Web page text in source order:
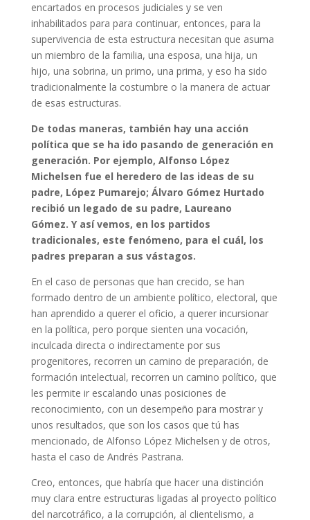
encartados en procesos judiciales y se ven
inhabilitados para para continuar, entonces, para la
supervivencia de esta estructura necesitan que asuma
un miembro de la familia, una esposa, una hija, un
hijo, una sobrina, un primo, una prima, y ​​eso ha sido
tradicionalmente la costumbre o la manera de actuar
de esas estructuras.
De todas maneras, también hay una acción
política que se ha ido pasando de generación en
generación. Por ejemplo, Alfonso López
Michelsen fue el heredero de las ideas de su
padre, López Pumarejo; Álvaro Gómez Hurtado
recibió un legado de su padre, Laureano
Gómez. Y así vemos, en los partidos
tradicionales, este fenómeno, para el cuál, los
padres preparan a sus vástagos.
En el caso de personas que han crecido, se han
formado dentro de un ambiente político, electoral, que
han aprendido a querer el oficio, a querer incursionar
en la política, pero porque sienten una vocación,
inculcada directa o indirectamente por sus
progenitores, recorren un camino de preparación, de
formación intelectual, recorren un camino político, que
les permite ir escalando unas posiciones de
reconocimiento, con un desempeño para mostrar y
unos resultados, que son los casos que tú has
mencionado, de Alfonso López Michelsen y de otros,
hasta el caso de Andrés Pastrana.
Creo, entonces, que habría que hacer una distinción
muy clara entre estructuras ligadas al proyecto político
del narcotráfico, a la corrupción, al clientelismo, a